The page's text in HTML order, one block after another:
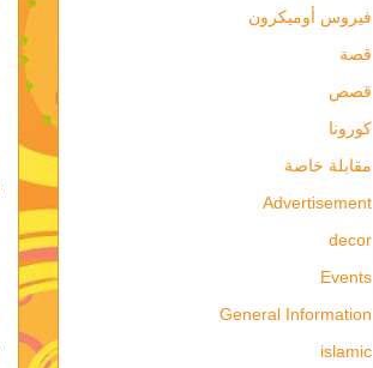
فيروس أوميكرون
قصة
قصص
كورونا
مقابلة خاصة
Advertisement
decor
Events
General Information
islamic